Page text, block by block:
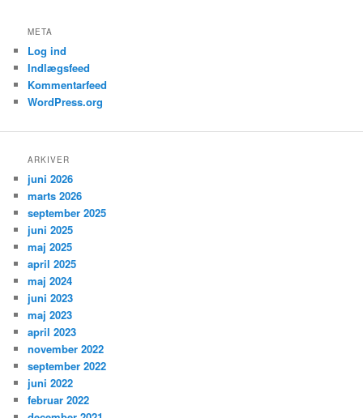
META
Log ind
Indlægsfeed
Kommentarfeed
WordPress.org
ARKIVER
juni 2026
marts 2026
september 2025
juni 2025
maj 2025
april 2025
maj 2024
juni 2023
maj 2023
april 2023
november 2022
september 2022
juni 2022
februar 2022